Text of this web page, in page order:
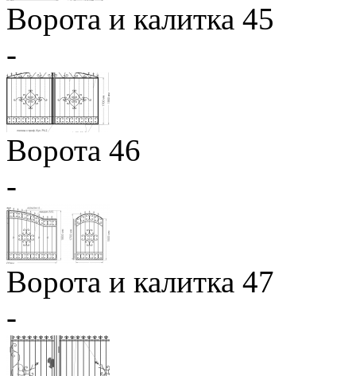
Ворота и калитка 45
-
Ворота 46
-
Ворота и калитка 47
-